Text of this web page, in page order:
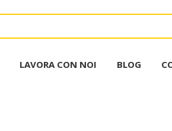
LAVORA CON NOI BLOG